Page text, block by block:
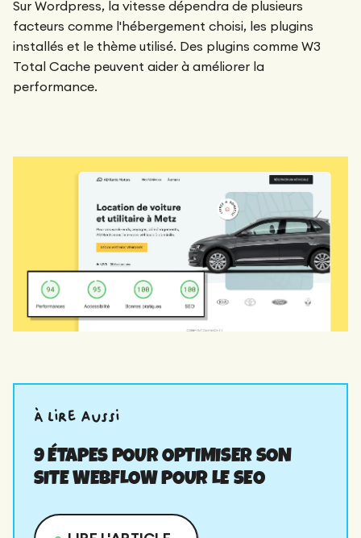
Sur Wordpress, la vitesse dépendra de plusieurs
facteurs comme l'hébergement choisi, les plugins
installés et le thème utilisé. Des plugins comme W3
Total Cache peuvent aider à améliorer la
performance.
à lire aussi
9 ÉTAPES POUR OPTIMISER SON
SITE WEBFLOW POUR LE SEO